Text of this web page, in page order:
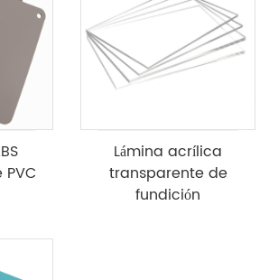
Lámina acrílica
transparente de
fundición